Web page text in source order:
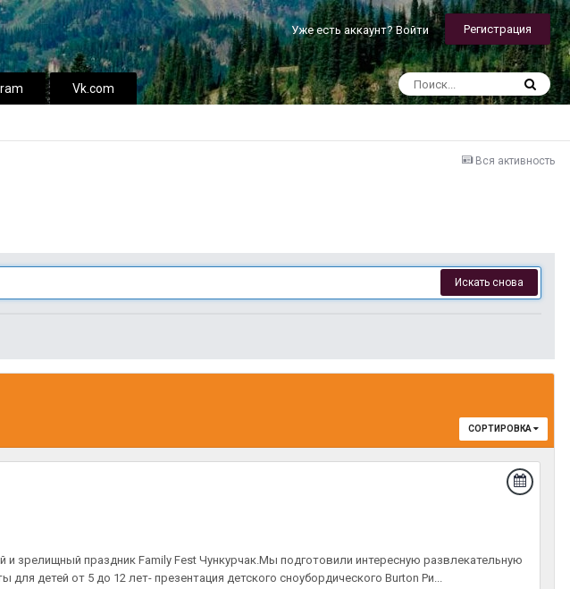
Уже есть аккаунт? Войти Регистрация
Vk.com
Вся активность
Искать снова
СОРТИРОВКА
зрелищный праздник Family Fest Чункурчак.Мы подготовили интересную развлекательную
детей от 5 до 12 лет- презентация детского сноубордического Burton Ри...